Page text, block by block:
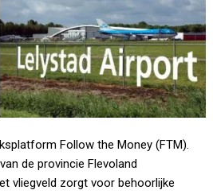
Follow the Money (FTM).
de provincie Flevoland
vliegveld zorgt voor behoorlijke